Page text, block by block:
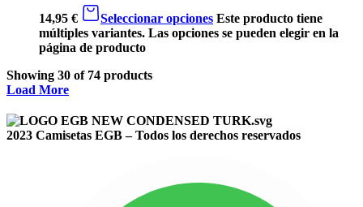
14,95 € Seleccionar opciones Este producto tiene
múltiples variantes. Las opciones se pueden elegir en la
página de producto
Showing 30 of 74 products
Load More
2023 Camisetas EGB – Todos los derechos reservados